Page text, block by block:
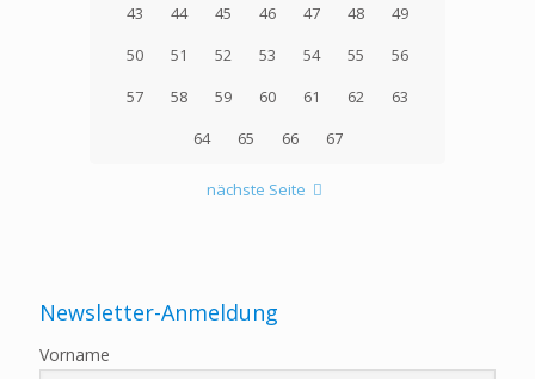
43
44 45 46 47 48
49
50
51 52 53 54 55
56
57
58 59 60 61 62
63
64
65 66 67
nächste Seite
Newsletter-Anmeldung
Vorname